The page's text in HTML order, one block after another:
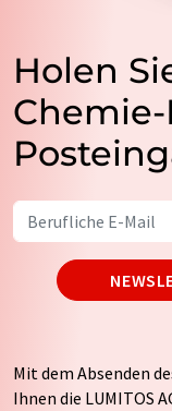
Holen
Mit dem Absenden
Ihnen die LUMITOS